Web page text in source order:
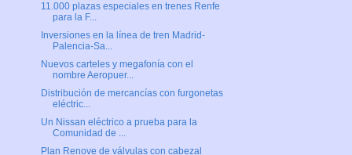
11.000 plazas especiales en trenes Renfe
para la F...
Inversiones en la línea de tren Madrid-
Palencia-Sa...
Nuevos carteles y megafonía con el
nombre Aeropuer...
Distribución de mercancías con furgonetas
eléctric...
Un Nissan eléctrico a prueba para la
Comunidad de ...
Plan Renove de válvulas con cabezal